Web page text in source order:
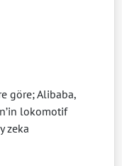
göre; Alibaba,
lokomotif
zeka